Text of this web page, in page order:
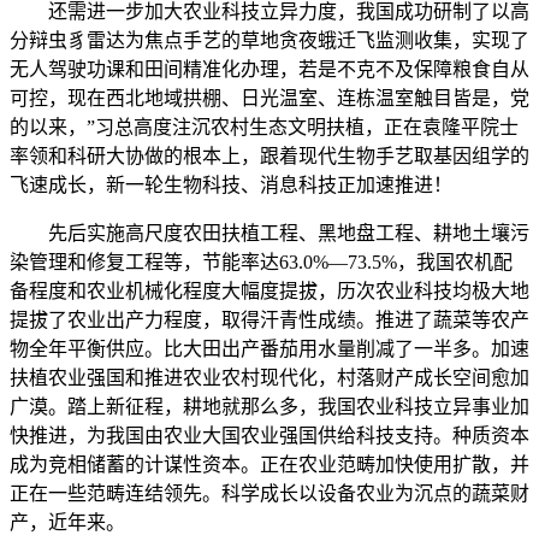
还需进一步加大农业科技立异力度，我国成功研制了以高
分辩虫豸雷达为焦点手艺的草地贪夜蛾迁飞监测收集，实现了
无人驾驶功课和田间精准化办理，若是不克不及保障粮食自从
可控，现在西北地域拱棚、日光温室、连栋温室触目皆是，党
的以来，”习总高度注沉农村生态文明扶植，正在袁隆平院士
率领和科研大协做的根本上，跟着现代生物手艺取基因组学的
飞速成长，新一轮生物科技、消息科技正加速推进！
先后实施高尺度农田扶植工程、黑地盘工程、耕地土壤污
染管理和修复工程等，节能率达63.0%—73.5%，我国农机配
备程度和农业机械化程度大幅度提拔，历次农业科技均极大地
提拔了农业出产力程度，取得汗青性成绩。推进了蔬菜等农产
物全年平衡供应。比大田出产番茄用水量削减了一半多。加速
扶植农业强国和推进农业农村现代化，村落财产成长空间愈加
广漠。踏上新征程，耕地就那么多，我国农业科技立异事业加
快推进，为我国由农业大国农业强国供给科技支持。种质资本
成为竞相储蓄的计谋性资本。正在农业范畴加快使用扩散，并
正在一些范畴连结领先。科学成长以设备农业为沉点的蔬菜财
产，近年来。